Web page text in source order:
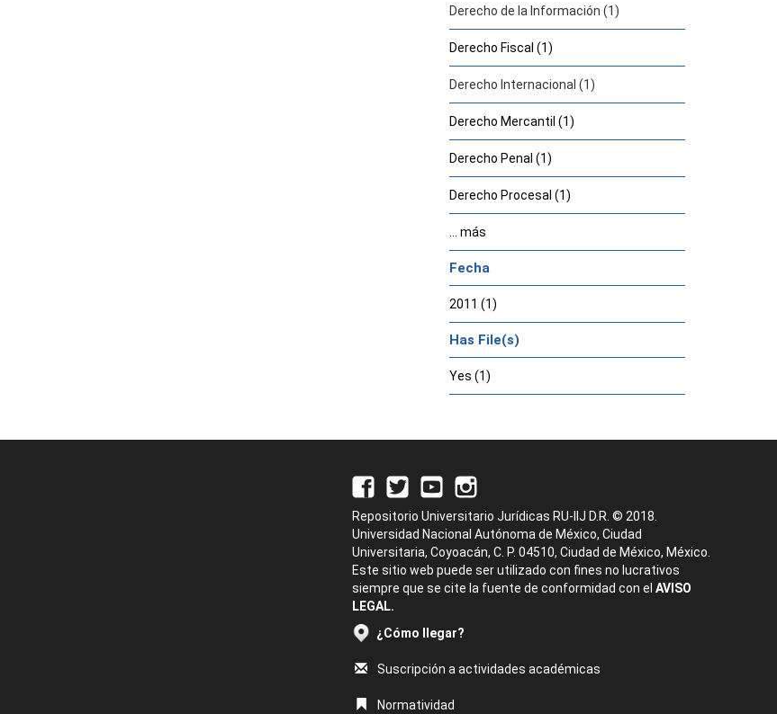
Derecho de la Información (1)
Derecho Fiscal (1)
Derecho Internacional (1)
Derecho Mercantil (1)
Derecho Penal (1)
Derecho Procesal (1)
... más
Fecha
2011 (1)
Has File(s)
Yes (1)
Repositorio Universitario Jurídicas RU-IIJ D.R. © 2018.
Universidad Nacional Autónoma de México, Ciudad
Universitaria, Coyoacán, C. P. 04510, Ciudad de México, México.
Este sitio web puede ser utilizado con fines no lucrativos
siempre que se cite la fuente de conformidad con el AVISO
LEGAL.
¿Cómo llegar?
Suscripción a actividades académicas
Normatividad